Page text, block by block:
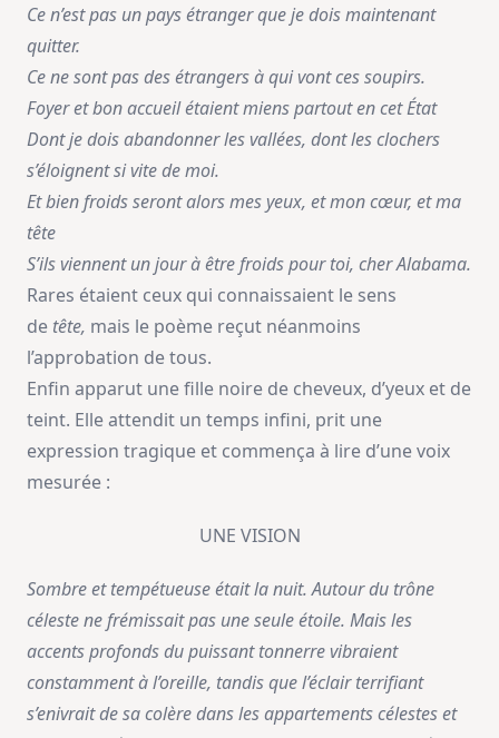
Ce n’est pas un pays étranger que je dois maintenant
quitter.
Ce ne sont pas des étrangers à qui vont ces soupirs.
Foyer et bon accueil étaient miens partout en cet État
Dont je dois abandonner les vallées, dont les clochers
s’éloignent si vite de moi.
Et bien froids seront alors mes yeux, et mon cœur, et ma
tête
S’ils viennent un jour à être froids pour toi, cher Alabama.
Rares étaient ceux qui connaissaient le sens
de tête, mais le poème reçut néanmoins
l’approbation de tous.
Enfin apparut une fille noire de cheveux, d’yeux et de
teint. Elle attendit un temps infini, prit une
expression tragique et commença à lire d’une voix
mesurée :
UNE VISION
Sombre et tempétueuse était la nuit. Autour du trône
céleste ne frémissait pas une seule étoile. Mais les
accents profonds du puissant tonnerre vibraient
constamment à l’oreille, tandis que l’éclair terrifiant
s’enivrait de sa colère dans les appartements célestes et